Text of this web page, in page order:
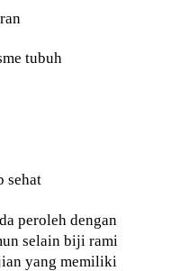
tubuh
sehat
peroleh dengan
selain biji rami
yang memiliki